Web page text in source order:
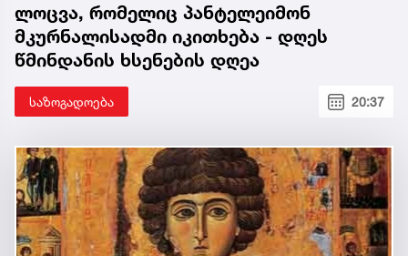
ლოცვა, რომელიც პანტელეიმონ
მკურნალისადმი იკითხება - დღეს
წმინდანის ხსენების დღეა
საზოგადოება 20:37